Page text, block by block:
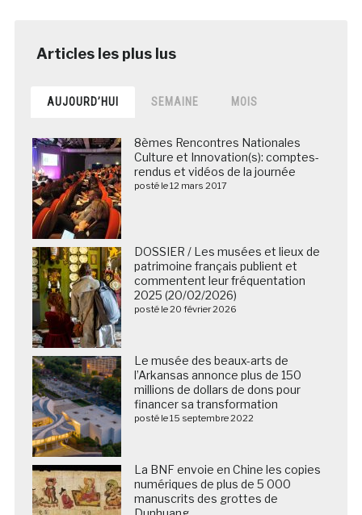
AUJOURD’HUI SEMAINE MOIS
8èmes Rencontres Nationales
Culture et Innovation(s): comptes-
rendus et vidéos de la journée
posté le 12 mars 2017
DOSSIER / Les musées et lieux de
patrimoine français publient et
commentent leur fréquentation
2025 (20/02/2026)
posté le 20 février 2026
Le musée des beaux-arts de
l’Arkansas annonce plus de 150
millions de dollars de dons pour
financer sa transformation
posté le 15 septembre 2022
La BNF envoie en Chine les copies
numériques de plus de 5 000
manuscrits des grottes de